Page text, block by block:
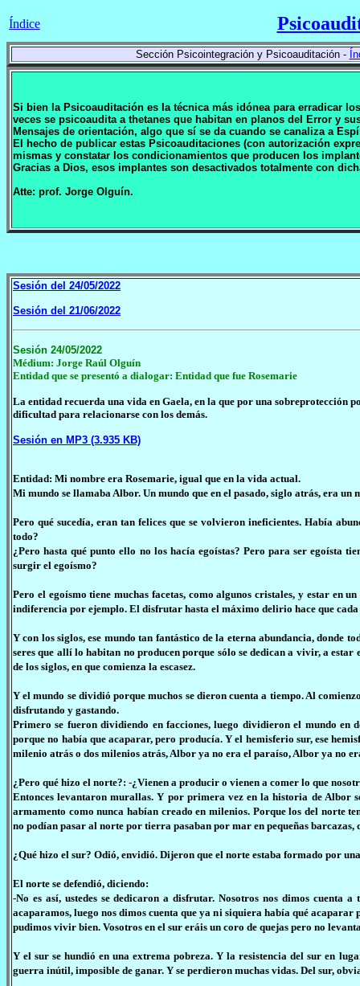
Índice
Sección Psicointegración y Psicoauditación -
Si bien la Psicoauditación es la técnica más idónea para erradicar
veces se psicoaudita a thetanes que habitan en planos del Error y
Mensajes de orientación, algo que sí se da cuando se canaliza a
El hecho de publicar estas Psicoauditaciones (con autorización
mismas y constatar los condicionamientos que producen los
Gracias a Dios, esos implantes son desactivados totalmente con
Atte: prof. Jorge Olguín.
Sesión del 24/05/2022
Sesión del 21/06/2022
Sesión 24/05/2022
Médium: Jorge Raúl Olguín
Entidad que se presentó a dialogar: Entidad que fue Rosemarie
La entidad recuerda una vida en Gaela, en la que por una sobreprotección
dificultad para relacionarse con los demás.
Sesión en MP3 (3.935 KB)
Entidad: Mi nombre era Rosemarie, igual que en la vida actual.
Mi mundo se llamaba Albor. Un mundo que en el pasado, siglo atrás, era un
Pero qué sucedía, eran tan felices que se volvieron ineficientes. Había
todo?
¿Pero hasta qué punto ello no los hacía egoístas? Pero para ser egoísta
surgir el egoísmo?
Pero el egoísmo tiene muchas facetas, como algunos cristales, y estar en
indiferencia por ejemplo. El disfrutar hasta el máximo delirio hace que cada
Y con los siglos, ese mundo tan fantástico de la eterna abundancia, donde
seres que allí lo habitan no producen porque sólo se dedican a vivir, a
de los siglos, en que comienza la escasez.
Y el mundo se dividió porque muchos se dieron cuenta a tiempo. Al
disfrutando y gastando.
Primero se fueron dividiendo en facciones, luego dividieron el mundo
porque no había que acaparar, pero producía. Y el hemisferio sur, ese
milenio atrás o dos milenios atrás, Albor ya no era el paraíso, Albor ya no
¿Pero qué hizo el norte?: -¿Vienen a producir o vienen a comer lo que
Entonces levantaron murallas. Y por primera vez en la historia de Albor
armamento como nunca habían creado en milenios. Porque los del norte
no podían pasar al norte por tierra pasaban por mar en pequeñas
¿Qué hizo el sur? Odió, envidió. Dijeron que el norte estaba formado por
El norte se defendió, diciendo:
-No es así, ustedes se dedicaron a disfrutar. Nosotros nos dimos
acaparamos, luego nos dimos cuenta que ya ni siquiera había qué
pudimos vivir bien. Vosotros en el sur eráis un coro de quejas pero no
Y el sur se hundió en una extrema pobreza. Y la resistencia del sur en
guerra inútil, imposible de ganar. Y se perdieron muchas vidas. Del sur,